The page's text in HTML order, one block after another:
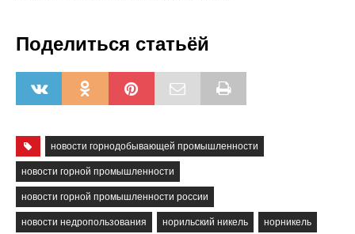
Поделиться статьёй
новости горнодобывающей промышленности
новости горной промышленности
новости горной промышленности россии
новости недропользования норильский никель норникель